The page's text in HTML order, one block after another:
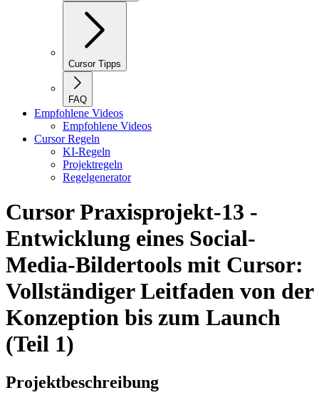
Cursor Tipps
FAQ
Empfohlene Videos
Empfohlene Videos
Cursor Regeln
KI-Regeln
Projektregeln
Regelgenerator
Cursor Praxisprojekt-13 -
Entwicklung eines Social-
Media-Bildertools mit Cursor:
Vollständiger Leitfaden von der
Konzeption bis zum Launch
(Teil 1)
Projektbeschreibung